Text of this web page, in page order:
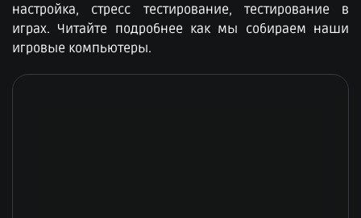
настройка, стресс тестирование, тестирование в
играх. Читайте подробнее как мы собираем наши
игровые компьютеры.